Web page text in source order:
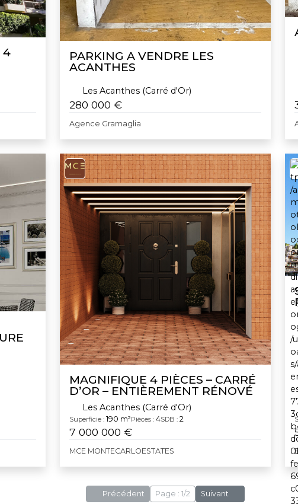
4 PARKING A VENDRE LES
ACANTHES
Les Acanthes (Carré d'Or)
280 000 €
Agence Gramaglia
MAGNIFIQUE 4 PIÈCES – CARRÉ
D’OR – ENTIÈREMENT RÉNOVÉ
Les Acanthes (Carré d'Or)
Superficie : 190 m²Pièces : 4SDB : 2
7 000 000 €
MCE MONTECARLOESTATES
Précédent Page : 1/2 Suivant